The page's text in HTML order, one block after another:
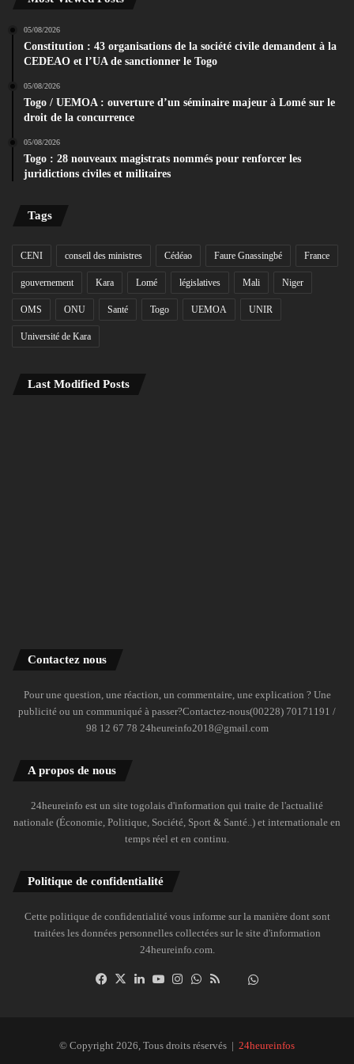
05/08/2026
Constitution : 43 organisations de la société civile demandent à la
CEDEAO et l’UA de sanctionner le Togo
05/08/2026
Togo / UEMOA : ouverture d’un séminaire majeur à Lomé sur le
droit de la concurrence
05/08/2026
Togo : 28 nouveaux magistrats nommés pour renforcer les
juridictions civiles et militaires
Tags
CENI conseil des ministres Cédéao Faure Gnassingbé France
gouvernement Kara Lomé législatives Mali Niger
OMS ONU Santé Togo UEMOA UNIR
Université de Kara
Last Modified Posts
Contactez nous
Pour une question, une réaction, un commentaire, une explication ? Une
publicité ou un communiqué à passer?Contactez-nous(00228) 70171191 /
98 12 67 78 24heureinfo2018@gmail.com
A propos de nous
24heureinfo est un site togolais d'information qui traite de l'actualité
nationale (Économie, Politique, Société, Sport & Santé..) et internationale en
temps réel et en continu.
Politique de confidentialité
Cette politique de confidentialité vous informe sur la manière dont sont
traitées les données personnelles collectées sur le site d'information
24heureinfo.com.
Facebook
X LinkedinYouTubeInstagramWhatsAppDailymotion
© Copyright 2026, Tous droits réservés | 24heureinfos